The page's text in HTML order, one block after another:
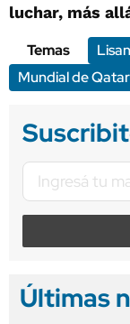
luchar, más
Temas
Mundial de
Últimas